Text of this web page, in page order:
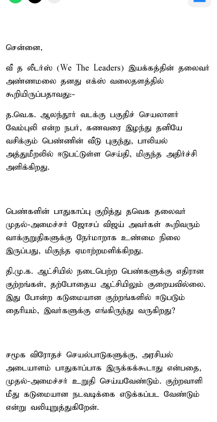
சென்னை,
வீ த லீடர்ஸ் (We The Leaders) இயக்கத்தின் தலைவர்
அண்ணமலை தனது எக்ஸ் வலைதளத்தில்
கூறியிருப்பதாவது:-
த.வெ.க. ஆலந்தூர் வடக்கு பகுதிச் செயலாளர்
வேம்புலி என்ற நபர், கணவரை இழந்து தனியே
வசிக்கும் பெண்ணின் வீடு புகுந்து, பாலியல்
அத்துமீறலில் ஈடுபட்டுள்ள செய்தி, மிகுந்த அதிர்ச்சி
அளிக்கிறது.
பெண்களின் பாதுகாப்பு குறித்து தவெக தலைவர்
முதல்-அமைச்சர் ஜோசப் விஜய் அவர்கள் கூறிவரும்
வாக்குறுதிகளுக்கு நேர்மாறாக உண்மை நிலை
இருப்பது, மிகுந்த ஏமாற்றமளிக்கிறது.
தி.மு.க. ஆட்சியில் நடைபெற்ற பெண்களுக்கு எதிரான
குற்றங்கள், தற்போதைய ஆட்சியிலும் குறையவில்லை.
இது போன்ற கடுமையான குற்றங்களில் ஈடுபடும்
தைரியம், இவர்களுக்கு எங்கிருந்து வருகிறது?
சமூக விரோதச் செயல்பாடுகளுக்கு, அரசியல்
அடையாளம் பாதுகாப்பாக இருக்கக்கூடாது என்பதை,
முதல்-அமைச்சர் உறுதி செய்யவேண்டும். குற்றவாளி
மீது கடுமையான நடவடிக்கை எடுக்கப்பட வேண்டும்
என்று வலியுறுத்துகிறேன்.